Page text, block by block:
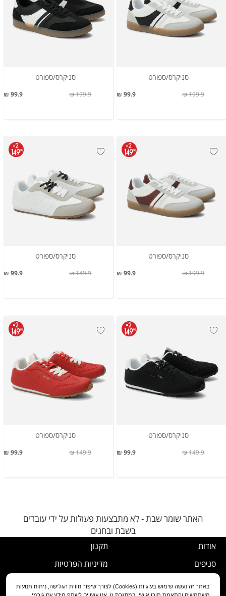
סניקרס/ספורט
99.9 ₪ 199.9 ₪
סניקרס/ספורט
99.9 ₪ 199.9 ₪
סניקרס/ספורט
99.9 ₪ 199.9 ₪
סניקרס/ספורט
99.9 ₪ 149.9 ₪
סניקרס/ספורט
99.9 ₪ 149.9 ₪
סניקרס/ספורט
99.9 ₪ 149.9 ₪
האתר שומר שבת - לא מתבצעות פעולות על ידי עובדים
בשבת ובחגים
אודות
סניפים
תקנון
מדיניות הפרטיות
נוהל ביטול עסקה
באתר זה נעשה שימוש בעוגיות (Cookies) לצורך שיפור חווית הגלישה, ניתוח תנועות